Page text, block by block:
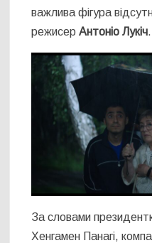
важлива фігура
режисерАнтоніо Лукіч.
За словами
Хенгамен Панагі,